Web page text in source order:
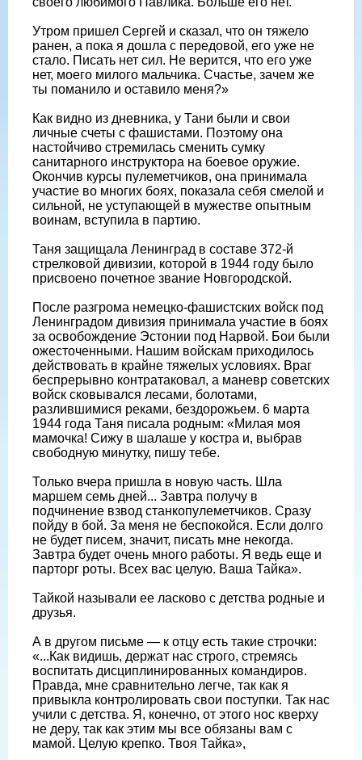
Утром пришел Сергей и сказал, что он тяжело
ранен, а пока я дошла с передовой, его уже не
стало. Писать нет сил. Не верится, что его уже
нет, моего милого мальчика. Счастье, зачем же
ты поманило и оставило меня?»
Как видно из дневника, у Тани были и свои
личные счеты с фашистами. Поэтому она
настойчиво стремилась сменить сумку
санитарного инструктора на боевое оружие.
Окончив курсы пулеметчиков, она принимала
участие во многих боях, показала себя смелой и
сильной, не уступающей в мужестве опытным
воинам, вступила в партию.
Таня защищала Ленинград в составе 372-й
стрелковой дивизии, которой в 1944 году было
присвоено почетное звание Новгородской.
После разгрома немецко-фашистских войск под
Ленинградом дивизия принимала участие в боях
за освобождение Эстонии под Нарвой. Бои были
ожесточенными. Нашим войскам приходилось
действовать в крайне тяжелых условиях. Враг
беспрерывно контратаковал, а маневр советских
войск сковывался лесами, болотами,
разлившимися реками, бездорожьем. 6 марта
1944 года Таня писала родным: «Милая моя
мамочка! Сижу в шалаше у костра и, выбрав
свободную минутку, пишу тебе.
Только вчера пришла в новую часть. Шла
маршем семь дней... Завтра получу в
подчинение взвод станкопулеметчиков. Сразу
пойду в бой. За меня не беспокойся. Если долго
не будет писем, значит, писать мне некогда.
Завтра будет очень много работы. Я ведь еще и
парторг роты. Всех вас целую. Ваша Тайка».
Тайкой называли ее ласково с детства родные и
друзья.
А в другом письме — к отцу есть такие строчки:
«...Как видишь, держат нас строго, стремясь
воспитать дисциплинированных командиров.
Правда, мне сравнительно легче, так как я
привыкла контролировать свои поступки. Так нас
учили с детства. Я, конечно, от этого нос кверху
не деру, так как этим мы все обязаны вам с
мамой. Целую крепко. Твоя Тайка»,